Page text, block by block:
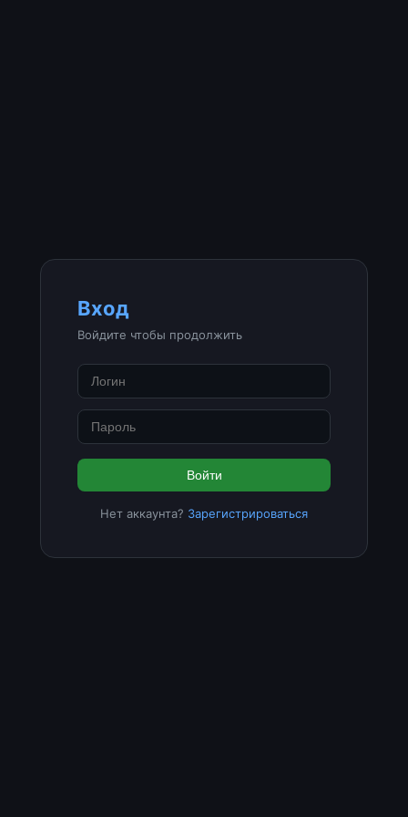
Вход
Войдите чтобы продолжить
Войти
Нет аккаунта? Зарегистрироваться